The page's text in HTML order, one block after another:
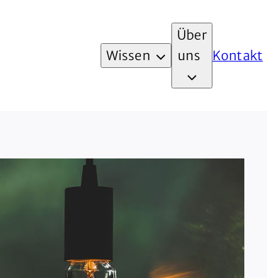
Wissen
Über
uns
Kontakt